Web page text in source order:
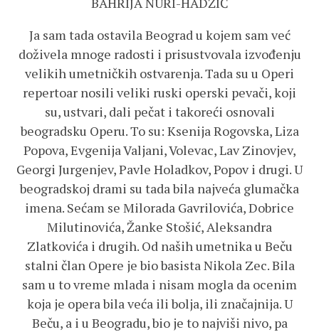
Ja sam tada ostavila Beograd u kojem sam već
doživela mnoge radosti i prisustvovala izvođenju
velikih umetničkih ostvarenja. Tada su u Operi
repertoar nosili veliki ruski operski pevači, koji
su, ustvari, dali pečat i takoreći osnovali
beogradsku Operu. To su: Ksenija Rogovska, Liza
Popova, Evgenija Valjani, Volevac, Lav Zinovjev,
Georgi Jurgenjev, Pavle Holadkov, Popov i drugi. U
beogradskoj drami su tada bila najveća glumačka
imena. Sećam se Milorada Gavrilovića, Dobrice
Milutinovića, Žanke Stošić, Aleksandra
Zlatkovića i drugih. Od naših umetnika u Beču
stalni član Opere je bio basista Nikola Zec. Bila
sam u to vreme mlada i nisam mogla da ocenim
koja je opera bila veća ili bolja, ili značajnija. U
Beču, a i u Beogradu, bio je to najviši nivo, pa